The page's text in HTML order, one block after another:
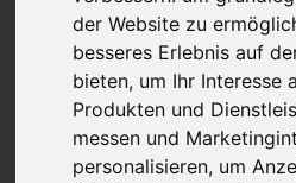
der Website zu
besseres Erlebnis auf
bieten, um Ihr Interesse
Produkten und
messen und
personalisieren, um